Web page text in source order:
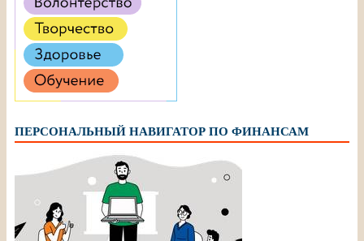
ПЕРСОНАЛЬНЫЙ НАВИГАТОР ПО ФИНАНСАМ